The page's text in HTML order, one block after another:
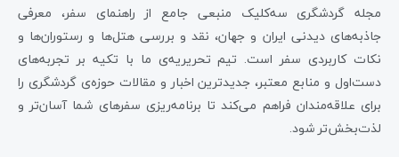
مجله گردشگری سه‌کلیک منبعی جامع از راهنمای سفر، معرفی
جاذبه‌های دیدنی ایران و جهان، نقد و بررسی هتل‌ها و رستوران‌ها و
نکات کاربردی سفر است. تیم تحریریه‌ی ما با تکیه بر تجربه‌های
دست‌اول و منابع معتبر، جدیدترین اخبار و مقالات حوزه‌ی گردشگری را
برای علاقه‌مندان فراهم می‌کند تا برنامه‌ریزی سفرهای شما آسان‌تر و
لذت‌بخش‌تر شود.